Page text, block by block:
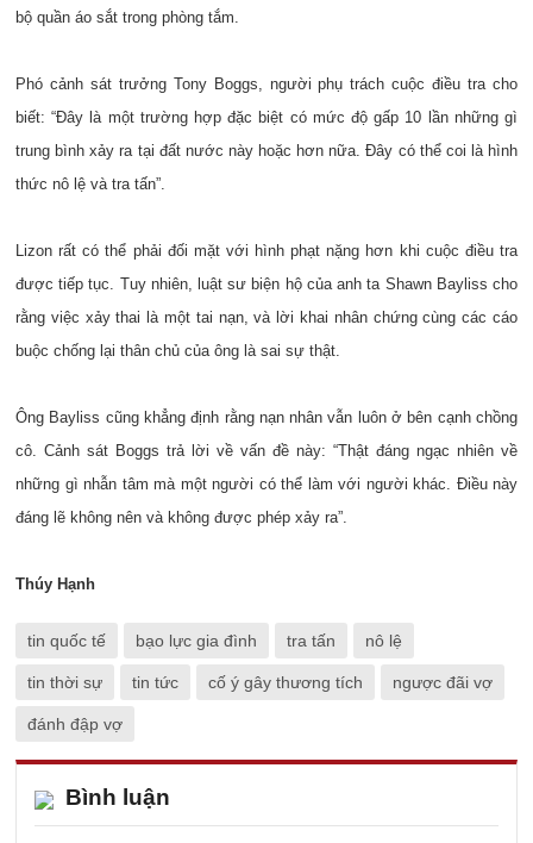
bộ quần áo sắt trong phòng tắm.
Phó cảnh sát trưởng Tony Boggs, người phụ trách cuộc điều tra cho
biết: “Đây là một trường hợp đặc biệt có mức độ gấp 10 lần những gì
trung bình xảy ra tại đất nước này hoặc hơn nữa. Đây có thể coi là hình
thức nô lệ và tra tấn”.
Lizon rất có thể phải đối mặt với hình phạt nặng hơn khi cuộc điều tra
được tiếp tục. Tuy nhiên, luật sư biện hộ của anh ta Shawn Bayliss cho
rằng việc xảy thai là một tai nạn, và lời khai nhân chứng cùng các cáo
buộc chống lại thân chủ của ông là sai sự thật.
Ông Bayliss cũng khẳng định rằng nạn nhân vẫn luôn ở bên cạnh chồng
cô. Cảnh sát Boggs trả lời về vấn đề này: “Thật đáng ngạc nhiên về
những gì nhẫn tâm mà một người có thể làm với người khác. Điều này
đáng lẽ không nên và không được phép xảy ra”.
Thúy Hạnh
tin quốc tế bạo lực gia đình tra tấn nô lệ
tin thời sự tin tức cố ý gây thương tích ngược đãi vợ
đánh đập vợ
Bình luận